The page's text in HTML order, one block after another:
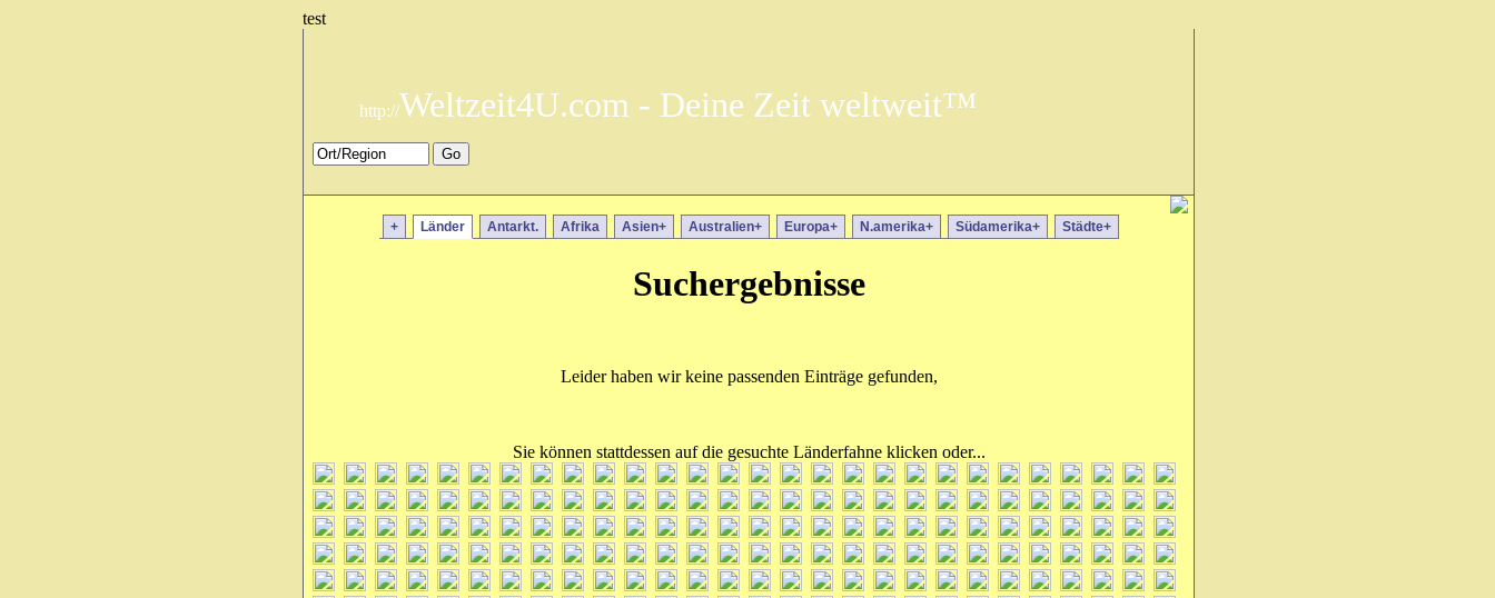
test
http://Weltzeit4U.com - Deine Zeit weltweit™
+ Länder Antarkt. Afrika Asien+ Australien+ Europa+ N.amerika+ Südamerika+ Städte+
Suchergebnisse
Leider haben wir keine passenden Einträge gefunden,
Sie können stattdessen auf die gesuchte Länderfahne klicken oder...